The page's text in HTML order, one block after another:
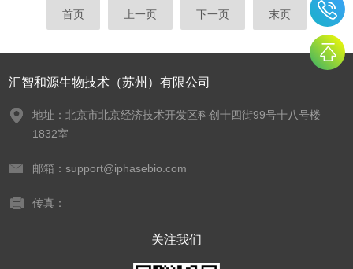
首页 上一页 下一页 末页
汇智和源生物技术（苏州）有限公司
地址：北京市北京经济技术开发区科创十四街99号十八号楼
1832室
邮箱：support@iphasebio.com
传真：
关注我们